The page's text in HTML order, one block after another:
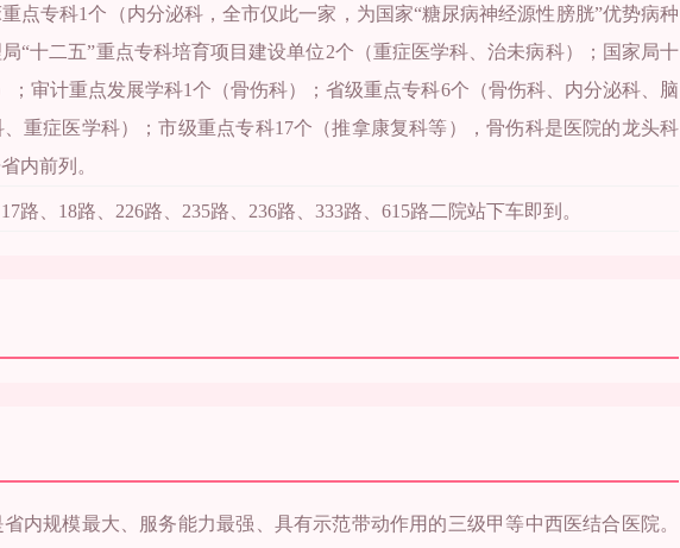
点专科1个（内分泌科，全市仅此一家，为国家“糖尿病神经源性膀胱”优势病种
“十二五”重点专科培育项目建设单位2个（重症医学科、治未病科）；国家局十
；审计重点发展学科1个（骨伤科）；省级重点专科6个（骨伤科、内分泌科、脑
重症医学科）；市级重点专科17个（推拿康复科等），骨伤科是医院的龙头科
内前列。
路、18路、226路、235路、236路、333路、615路二院站下车即到。
内规模最大、服务能力最强、具有示范带动作用的三级甲等中西医结合医院。